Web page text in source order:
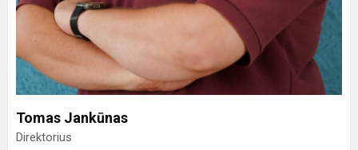
Tomas Jankūnas
Direktorius